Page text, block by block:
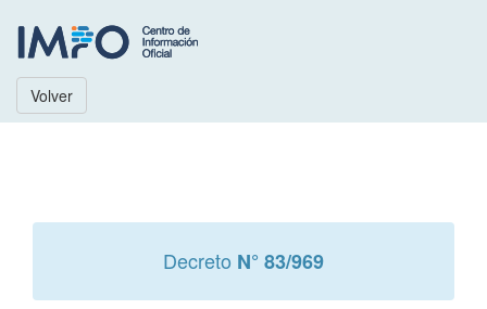
Volver
Decreto N° 83/969